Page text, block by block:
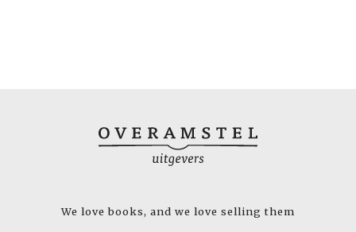
We love books, and we love selling them